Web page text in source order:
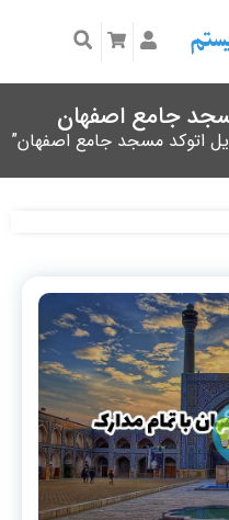
جامع اصفهان
اتوکد مسجد جامع اصفهان”